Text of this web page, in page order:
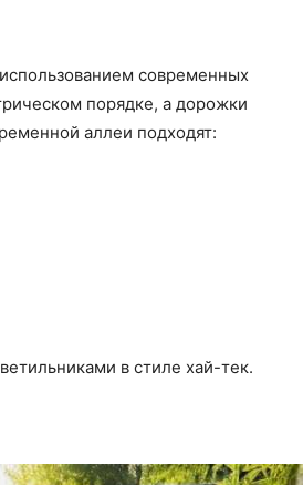
современных
порядке, а дорожки
аллеи подходят:
в стиле хай-тек.